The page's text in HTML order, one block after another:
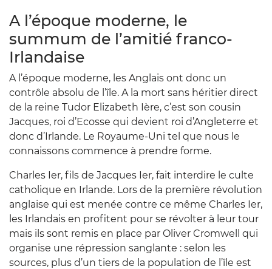
A l’époque moderne, le
summum de l’amitié franco-
Irlandaise
A l’époque moderne, les Anglais ont donc un
contrôle absolu de l’île. A la mort sans héritier direct
de la reine Tudor Elizabeth Ière, c’est son cousin
Jacques, roi d’Ecosse qui devient roi d’Angleterre et
donc d’Irlande. Le Royaume-Uni tel que nous le
connaissons commence à prendre forme.
Charles Ier, fils de Jacques Ier, fait interdire le culte
catholique en Irlande. Lors de la première révolution
anglaise qui est menée contre ce même Charles Ier,
les Irlandais en profitent pour se révolter à leur tour
mais ils sont remis en place par Oliver Cromwell qui
organise une répression sanglante : selon les
sources, plus d’un tiers de la population de l’île est